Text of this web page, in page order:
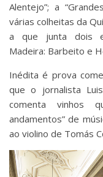
Alentejo”; a
várias colheitas da
a que junta dois
Madeira: Barbeito e
Inédita é prova
que o jornalista
comenta vinhos
andamentos” de
ao violino de Tomás